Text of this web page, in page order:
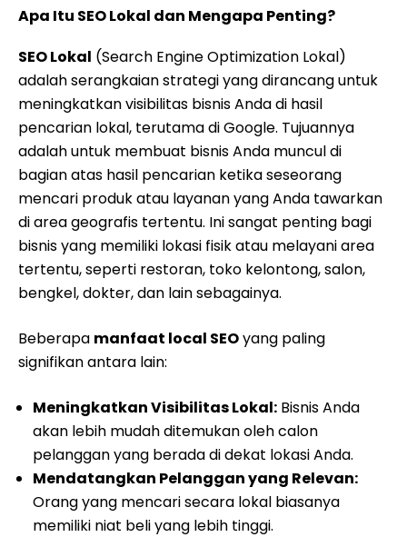
Apa Itu SEO Lokal dan Mengapa Penting?
SEO Lokal (Search Engine Optimization Lokal)
adalah serangkaian strategi yang dirancang untuk
meningkatkan visibilitas bisnis Anda di hasil
pencarian lokal, terutama di Google. Tujuannya
adalah untuk membuat bisnis Anda muncul di
bagian atas hasil pencarian ketika seseorang
mencari produk atau layanan yang Anda tawarkan
di area geografis tertentu. Ini sangat penting bagi
bisnis yang memiliki lokasi fisik atau melayani area
tertentu, seperti restoran, toko kelontong, salon,
bengkel, dokter, dan lain sebagainya.
Beberapa manfaat local SEOyang paling
signifikan antara lain:
Meningkatkan Visibilitas Lokal: Bisnis Anda
akan lebih mudah ditemukan oleh calon
pelanggan yang berada di dekat lokasi Anda.
Mendatangkan Pelanggan yang Relevan:
Orang yang mencari secara lokal biasanya
memiliki niat beli yang lebih tinggi.